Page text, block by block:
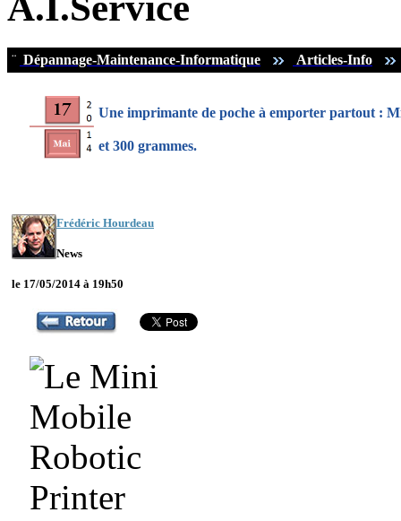
¨ Dépannage-Maintenance-Informatique Articles-Info
Une imprimante de poche à emporter partout :
et 300 grammes.
Frédéric Hourdeau
News
le 17/05/2014 à 19h50